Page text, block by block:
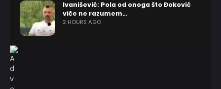
Ivanišević: Pola od onoga što Đoković
viče ne razumem…
2 HOURS AGO